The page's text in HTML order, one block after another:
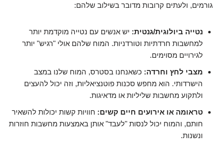
גורמים, ולעתים קרובות מדובר בשילוב שלהם:
נטייה ביולוגית/גנטית: יש אנשים עם נטייה מוקדמת יותר
למחשבות חרדתיות וטורדניות. המוח שלהם אולי "רגיש" יותר
לגירויים מסוימים.
מצבי לחץ וחרדה: כשאנחנו בסטרס, המוח שלנו במצב
הישרדותי. הוא מחפש סכנות פוטנציאליות, וזה יכול להעצים
ולתקוע מחשבות שליליות או מדאיגות.
טראומה או אירועים חיים קשים: חוויות קשות יכולות להשאיר
חותם, והמוח יכול לנסות "לעבד" אותן באמצעות מחשבות חוזרות
ונשנות.